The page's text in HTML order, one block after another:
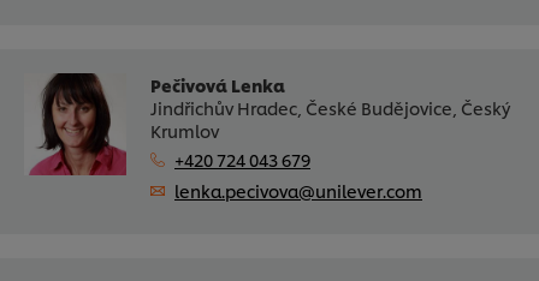
Pečivová Lenka
Jindřichův Hradec, České Budějovice, Český
Krumlov
+420 724 043 679
lenka.pecivova@unilever.com